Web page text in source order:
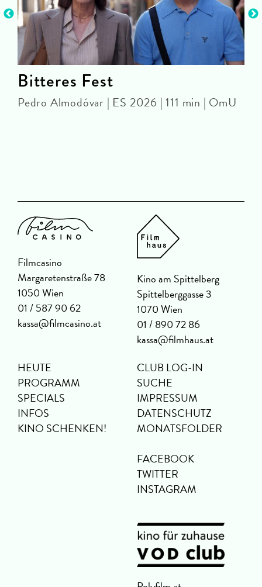
Bitteres Fest
Pedro Almodóvar | ES 2026 | 111 min | OmU
Filmcasino
Margaretenstraße 78
1050 Wien
01 / 587 90 62
kassa@filmcasino.at
Kino am Spittelberg
Spittelberggasse 3
1070 Wien
01 / 890 72 86
kassa@filmhaus.at
HEUTE
PROGRAMM
SPECIALS
INFOS
KINO SCHENKEN!
CLUB LOG-IN
SUCHE
IMPRESSUM
DATENSCHUTZ
MONATSFOLDER
FACEBOOK
TWITTER
INSTAGRAM